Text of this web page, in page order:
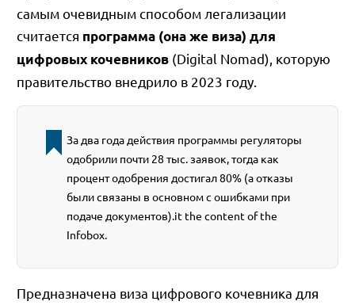
самым очевидным способом легализации
считается программа (она же виза) для
цифровых кочевников (Digital Nomad), которую
правительство внедрило в 2023 году.
За два года действия программы регуляторы
одобрили почти 28 тыс. заявок, тогда как
процент одобрения достигал 80% (а отказы
были связаны в основном с ошибками при
подаче документов).it the content of the
Infobox.
Предназначена виза цифрового кочевника для